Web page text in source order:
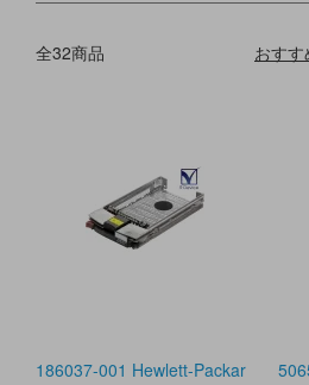
全32商品 おす
186037-001 Hewlett-Packar